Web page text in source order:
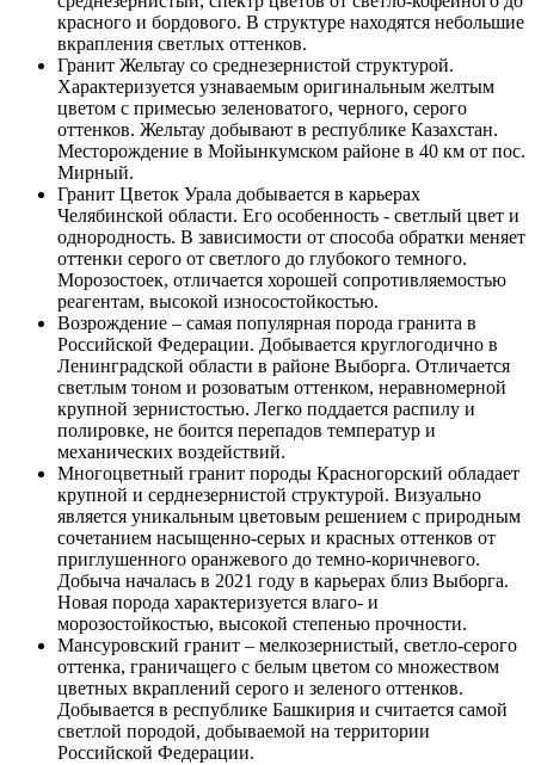
красного и бордового. В структуре находятся небольшие
вкрапления светлых оттенков.
Гранит Жельтау со среднезернистой структурой.
Характеризуется узнаваемым оригинальным желтым
цветом с примесью зеленоватого, черного, серого
оттенков. Жельтау добывают в республике Казахстан.
Месторождение в Мойынкумском районе в 40 км от пос.
Мирный.
Гранит Цветок Урала добывается в карьерах
Челябинской области. Его особенность - светлый цвет и
однородность. В зависимости от способа обратки меняет
оттенки серого от светлого до глубокого темного.
Морозостоек, отличается хорошей сопротивляемостью
реагентам, высокой износостойкостью.
Возрождение – самая популярная порода гранита в
Российской Федерации. Добывается круглогодично в
Ленинградской области в районе Выборга. Отличается
светлым тоном и розоватым оттенком, неравномерной
крупной зернистостью. Легко поддается распилу и
полировке, не боится перепадов температур и
механических воздействий.
Многоцветный гранит породы Красногорский обладает
крупной и серднезернистой структурой. Визуально
является уникальным цветовым решением с природным
сочетанием насыщенно-серых и красных оттенков от
приглушенного оранжевого до темно-коричневого.
Добыча началась в 2021 году в карьерах близ Выборга.
Новая порода характеризуется влаго- и
морозостойкостью, высокой степенью прочности.
Мансуровский гранит – мелкозернистый, светло-серого
оттенка, граничащего с белым цветом со множеством
цветных вкраплений серого и зеленого оттенков.
Добывается в республике Башкирия и считается самой
светлой породой, добываемой на территории
Российской Федерации.